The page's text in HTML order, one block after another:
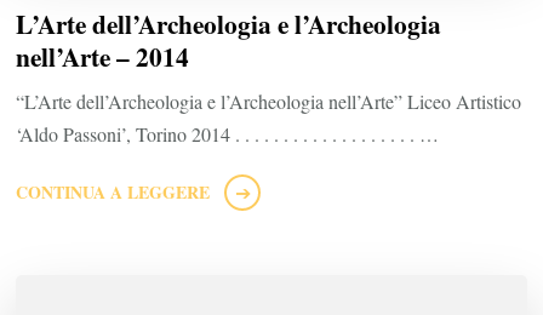
L’Arte dell’Archeologia e l’Archeologia
nell’Arte – 2014
“L’Arte dell’Archeologia e l’Archeologia nell’Arte” Liceo Artistico
‘Aldo Passoni’, Torino 2014 . . . . . . . . . . . . . . . . . . . …
CONTINUA A LEGGERE